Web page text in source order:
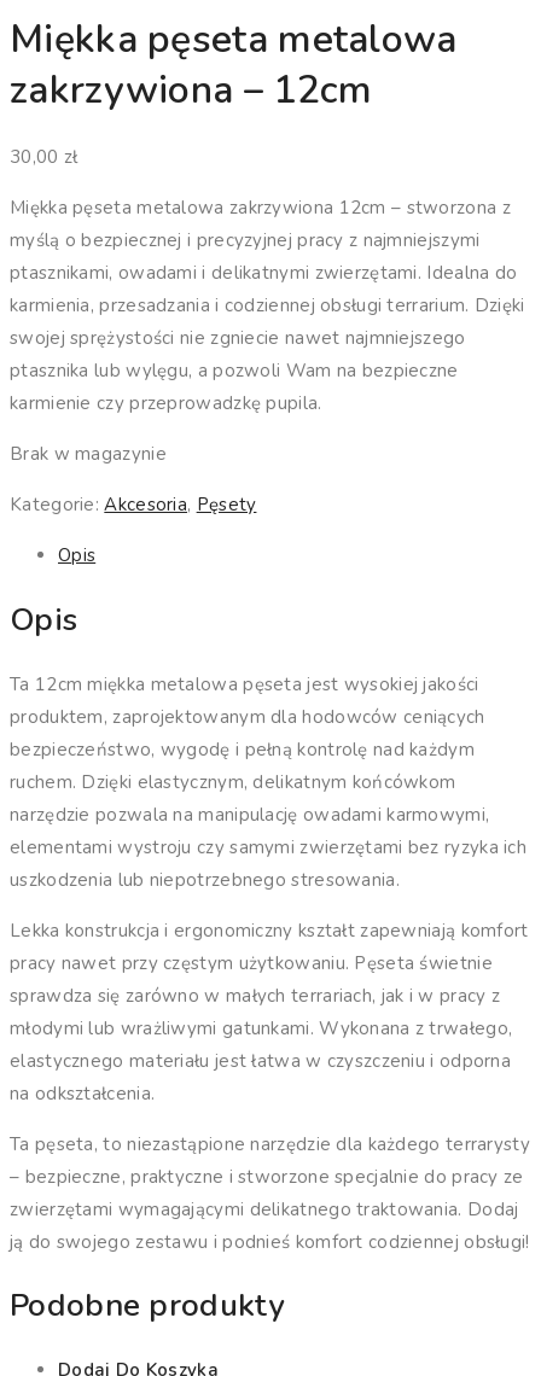
Miękka pęseta metalowa
zakrzywiona – 12cm
30,00 zł
Miękka pęseta metalowa zakrzywiona 12cm – stworzona z
myślą o bezpiecznej i precyzyjnej pracy z najmniejszymi
ptasznikami, owadami i delikatnymi zwierzętami. Idealna do
karmienia, przesadzania i codziennej obsługi terrarium. Dzięki
swojej sprężystości nie zgniecie nawet najmniejszego
ptasznika lub wylęgu, a pozwoli Wam na bezpieczne
karmienie czy przeprowadzkę pupila.
Brak w magazynie
Kategorie:Akcesoria, Pęsety
Opis
Opis
Ta 12cm miękka metalowa pęseta jest wysokiej jakości
produktem, zaprojektowanym dla hodowców ceniących
bezpieczeństwo, wygodę i pełną kontrolę nad każdym
ruchem. Dzięki elastycznym, delikatnym końcówkom
narzędzie pozwala na manipulację owadami karmowymi,
elementami wystroju czy samymi zwierzętami bez ryzyka ich
uszkodzenia lub niepotrzebnego stresowania.
Lekka konstrukcja i ergonomiczny kształt zapewniają komfort
pracy nawet przy częstym użytkowaniu. Pęseta świetnie
sprawdza się zarówno w małych terrariach, jak i w pracy z
młodymi lub wrażliwymi gatunkami. Wykonana z trwałego,
elastycznego materiału jest łatwa w czyszczeniu i odporna
na odkształcenia.
Ta pęseta, to niezastąpione narzędzie dla każdego terrarysty
– bezpieczne, praktyczne i stworzone specjalnie do pracy ze
zwierzętami wymagającymi delikatnego traktowania. Dodaj
ją do swojego zestawu i podnieś komfort codziennej obsługi!
Podobne produkty
Dodaj Do Koszyka